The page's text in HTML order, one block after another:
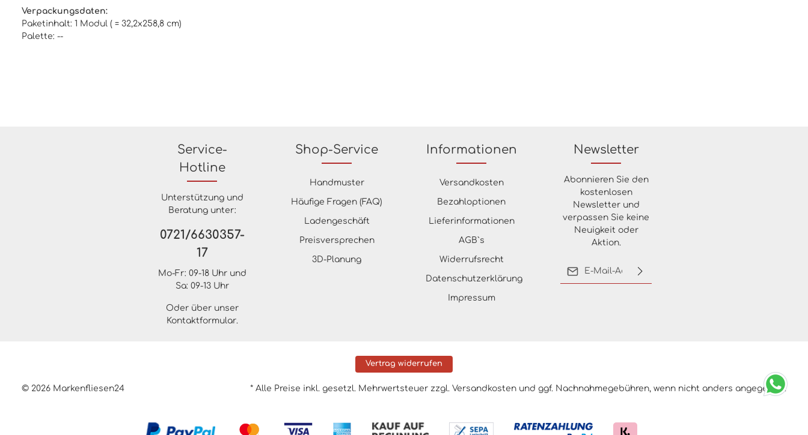
Verpackungsdaten:
Paketinhalt: 1 Modul ( = 32,2x258,8 cm)
Palette: --
Newsletter
Abonnieren Sie den
kostenlosen
Newsletter und
verpassen Sie keine
Neuigkeit oder
Aktion.
Service-
Hotline
Unterstützung und
Beratung unter:
0721/6630357-
17
Mo-Fr: 09-18 Uhr und
Sa: 09-13 Uhr
Oder über unser
Kontaktformular.
Shop-Service
Handmuster
Häufige Fragen (FAQ)
Ladengeschäft
Preisversprechen
3D-Planung
Informationen
Versandkosten
Bezahloptionen
Lieferinformationen
AGB`s
Widerrufsrecht
Datenschutzerklärung
Impressum
Vertrag widerrufen
© 2026 Markenfliesen24 * Alle Preise inkl. gesetzl. Mehrwertsteuer zzgl. Versandkosten und ggf. Nachnahmegebühren, wenn nicht anders angegeben.